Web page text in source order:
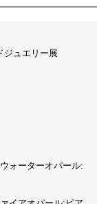
ュエリー展
ウォーターオパール: